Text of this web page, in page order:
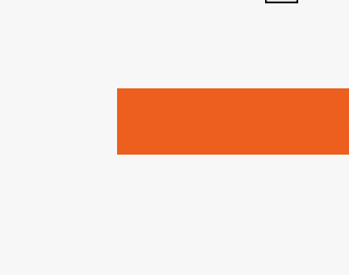
1. 「本サービス」とは、当社が提供する以下の
みます）及びこれらサービスに関連して当社が
「SEBook」「SEShop」「CodeZine」「